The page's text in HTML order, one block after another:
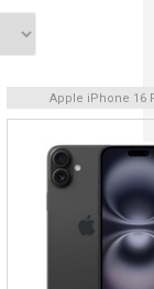
Apple iPhone 16